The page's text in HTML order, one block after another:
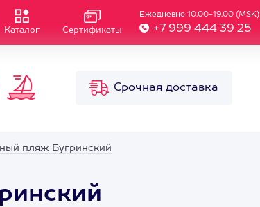
Каталог Сертификаты
Ежедневно 10.00-19.00 (MSK)
+7 999 444 39 25
Срочная доставка
пляж Бугринский